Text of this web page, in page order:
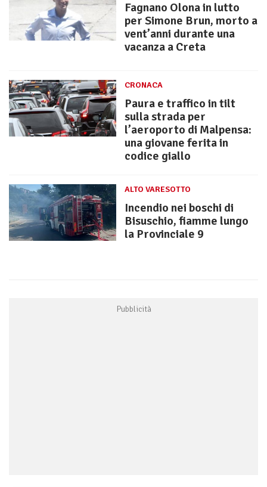
Fagnano Olona in lutto
per Simone Brun, morto a
vent’anni durante una
vacanza a Creta
CRONACA
Paura e traffico in tilt
sulla strada per
l’aeroporto di Malpensa:
una giovane ferita in
codice giallo
ALTO VARESOTTO
Incendio nei boschi di
Bisuschio, fiamme lungo
la Provinciale 9